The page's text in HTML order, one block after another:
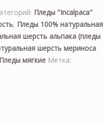
Пледы "Incalpaca"
, Пледы 100% натуральная
шерсть альпака (пледы
шерсть мериноса
Пледы мягкие Метка: